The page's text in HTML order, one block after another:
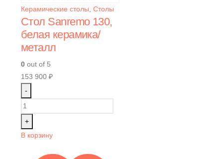
Керамические столы Столы
Стол Sanremo 130,
белая керамика/
металл
0 out of 5
153 900 ₽
-
+
В корзину